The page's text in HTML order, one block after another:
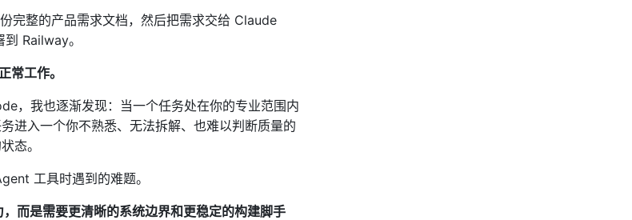
完整的产品需求文档，然后把需求交给 Claude
Railway。
常工作。
，我也逐渐发现：当一个任务处在你的专业范围内
进入一个你不熟悉、无法拆解、也难以判断质量的
态。
工具时遇到的难题。
而是需要更清晰的系统边界和更稳定的构建脚手